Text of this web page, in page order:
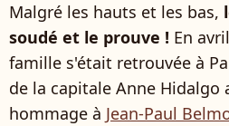
Malgré les hauts et les bas,
soudé et le prouve ! En
famille s'était retrouvée à
de la capitale Anne Hidalgo
hommage à Jean-Paul